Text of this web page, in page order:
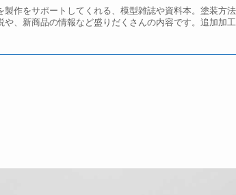
製作をサポートしてくれる、模型雑誌や資料本。塗装方
や、新商品の情報など盛りだくさんの内容です。追加加